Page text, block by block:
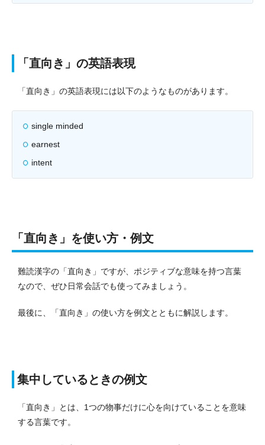
「直向き」の英語表現
「直向き」の英語表現には以下のようなものがあります。
single minded
earnest
intent
「直向き」を使い方・例文
難読漢字の「直向き」ですが、ポジティブな意味を持つ言葉
なので、ぜひ日常会話でも使ってみましょう。
最後に、「直向き」の使い方を例文とともに解説します。
集中しているときの例文
「直向き」とは、1つの物事だけに心を向けていることを意味
する言葉です。